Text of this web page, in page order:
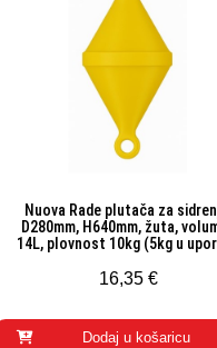
Brzi pogled
Nuova Rade plutača za
D280mm, H640mm, žuta,
14L, plovnost 10kg (5kg u
16,35 €
Dodaj u košaricu